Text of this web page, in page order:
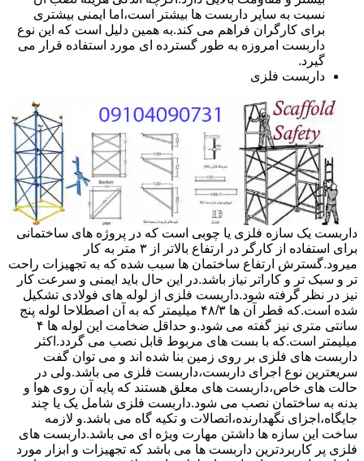
نسبت به سایر داربست ها بیشتر است،اما ایمنی بیشتری
برای کارگران فراهم می کند.به همین دلیل است که این نوع
داربست امروزه به طور گسترده ای مورد استفاده قرار می
گیرد.
داربست فلزی
داربست یک سازه فلزی یا چوبی است که در پروژه های ساختمانی
برای استفاده از کارگر در ارتفاع بالاتر از ۳ متر به کار
میرود.گسترش ارتفاع ساختمان ها سبب شده که به تجهیزات راحت
تر و سبک تر و کاراتر نیاز باشد.در این حال باید ایمنی و سرعت کار
نیز در نظر گرفته شود.داربست فلزی از لوله های فولادی تشکیل
شده است.که قطر آن ها ۴۸/۳ میلیمتر که به آن اصطلاحا لوله پنج
سانتی متری نیز گفته می شود.و حداقل ضخامت این لوله ها ۴
میلیمتر است.که با بست های مربوط قابل نصب می گردد.اکثر
داربست های فلزی بر روی زمین بنا شده اند و می توان گفت
سریعترین نوع اجرای داربست،داربست فلزی می باشد.ولی در
حالت های خاص،داربست های معلق هستند که پایه آن روی هوا و
بدنه به ساختمان نصب می شود.داربست فلزی شامل یک یا چند
جایگاه،اجزای نگهدارنده،اتصالات و تکیه گاه می باشد.و لازمه
ساخت این سازه ها داشتن مهارت ویژه ای می باشد.داربست های
فلزی پر کاربردترین داربست ها می باشد که تجهیزات و ابزار مورد